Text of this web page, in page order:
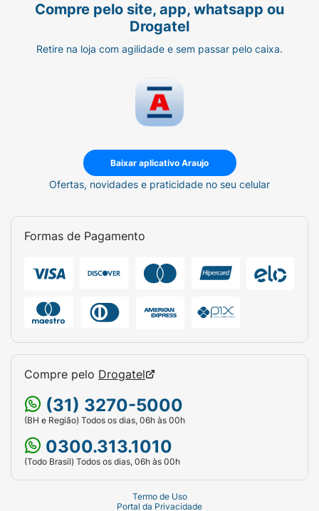
Compre pelo site, app, whatsapp ou
Drogatel
Retire na loja com agilidade e sem passar pelo caixa.
Baixar aplicativo Araujo
Ofertas, novidades e praticidade no seu celular
Formas de Pagamento
Compre pelo Drogatel
(31) 3270-5000
(BH e Região) Todos os dias, 06h às 00h
0300.313.1010
(Todo Brasil) Todos os dias, 06h às 00h
Termo de Uso
Portal da Privacidade